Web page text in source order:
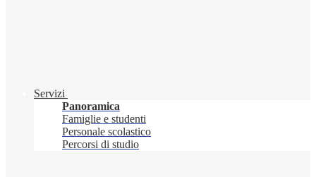
Servizi
Panoramica
Famiglie e studenti
Personale scolastico
Percorsi di studio